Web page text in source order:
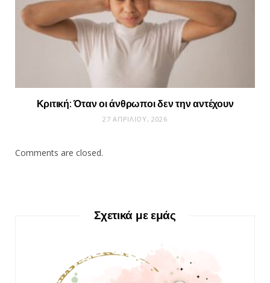
Κριτική: Όταν οι άνθρωποι δεν την αντέχουν
27 ΑΠΡΙΛΊΟΥ, 2026
Comments are closed.
Σχετικά με εμάς